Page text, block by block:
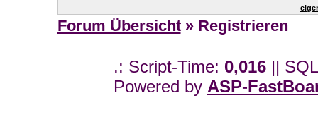
Forum Übersicht» Registrieren
.: Script-Time: 0,016||
Powered by ASP-